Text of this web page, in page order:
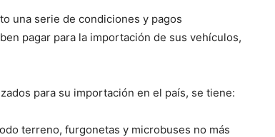
una serie de condiciones y pagos
pagar para la importación de sus vehículos,
para su importación en el país, se tiene:
terreno, furgonetas y microbuses no más